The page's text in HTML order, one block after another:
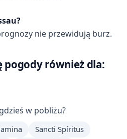
nie przewidują burz.
pogody również dla:
w pobliżu?
Sancti Spíritus